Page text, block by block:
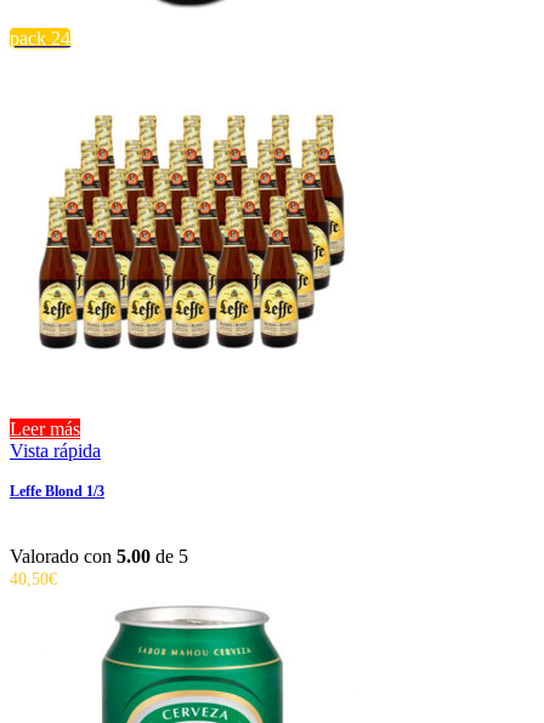
pack 24
Leer más
Vista rápida
Leffe Blond 1/3
Valorado con 5.00 de 5
40,50€